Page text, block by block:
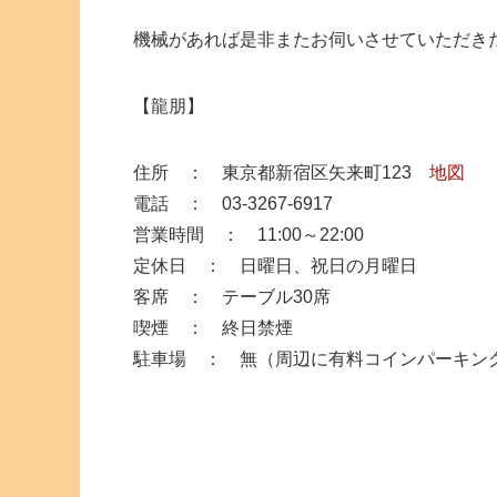
機械があれば是非またお伺いさせていただき
【龍朋】
住所 ： 東京都新宿区矢来町123 地図
電話 ： 03-3267-6917
営業時間 ： 11:00～22:00
定休日 ： 日曜日、祝日の月曜日
客席 ： テーブル30席
喫煙 ： 終日禁煙
駐車場 ： 無（周辺に有料コインパーキン